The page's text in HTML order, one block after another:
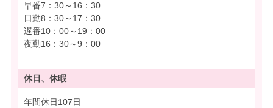
早番7：30～16：30
日勤8：30～17：30
遅番10：00～19：00
夜勤16：30～9：00
休日、休暇
年間休日107日